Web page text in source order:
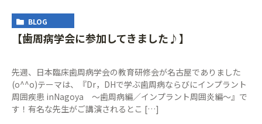
BLOG
【歯周病学会に参加してきました♪】
先週、日本臨床歯周病学会の教育研修会が名古屋でありました
(o^^o)テーマは、『Dr，DHで学ぶ歯周病ならびにインプラント
周囲疾患 inNagoya ～歯周病編／インプラント周囲炎編〜』で
す！有名な先生がご講演されるとこ […]